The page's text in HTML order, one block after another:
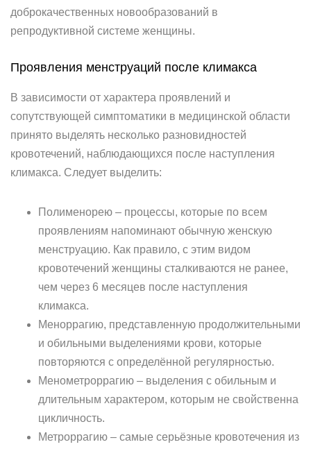
доброкачественных новообразований в
репродуктивной системе женщины.
Проявления менструаций после климакса
В зависимости от характера проявлений и
сопутствующей симптоматики в медицинской области
принято выделять несколько разновидностей
кровотечений, наблюдающихся после наступления
климакса. Следует выделить:
Полименорею – процессы, которые по всем
проявлениям напоминают обычную женскую
менструацию. Как правило, с этим видом
кровотечений женщины сталкиваются не ранее,
чем через 6 месяцев после наступления
климакса.
Меноррагию, представленную продолжительными
и обильными выделениями крови, которые
повторяются с определённой регулярностью.
Менометроррагию – выделения с обильным и
длительным характером, которым не свойственна
цикличность.
Метроррагию – самые серьёзные кровотечения из